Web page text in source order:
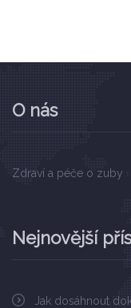
O nás
Zdraví a péče o zuby
Nejnovější
Jak dosáhnout